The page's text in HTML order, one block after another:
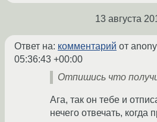
13 августа
Ответ на: комментарий от
05:36:43 +00:00
Отпишись что
Ага, так он тебе и
нечего отвечать,